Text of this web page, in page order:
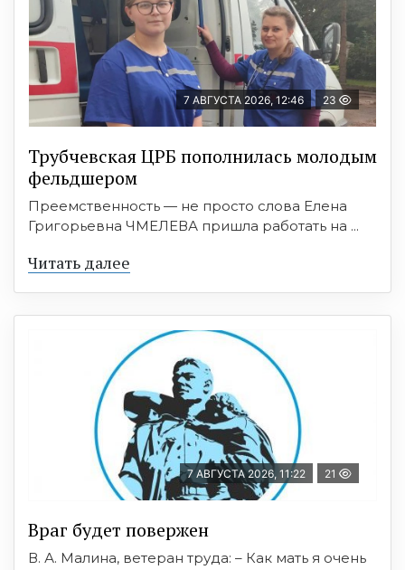
7 АВГУСТА 2026, 12:46 23
Трубчевская ЦРБ пополнилась молодым
фельдшером
Преемственность — не просто слова Елена
Григорьевна ЧМЕЛЕВА пришла работать на ...
Читать далее
7 АВГУСТА 2026, 11:22 21
Враг будет повержен
В. А. Малина, ветеран труда: – Как мать я очень